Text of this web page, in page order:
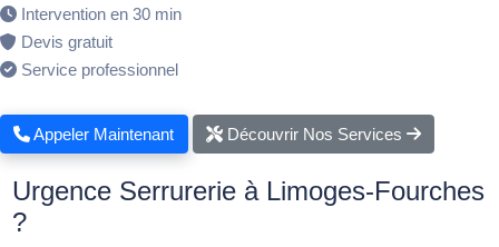
Intervention en 30 min
Devis gratuit
Service professionnel
Appeler Maintenant Découvrir Nos Services
Urgence Serrurerie à Limoges-Fourches
?